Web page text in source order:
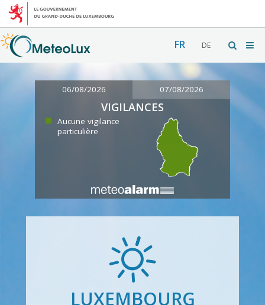
FR DE
06/08/2026 07/08/2026
VIGILANCES
Aucune vigilance
particulière
LUXEMBOURG